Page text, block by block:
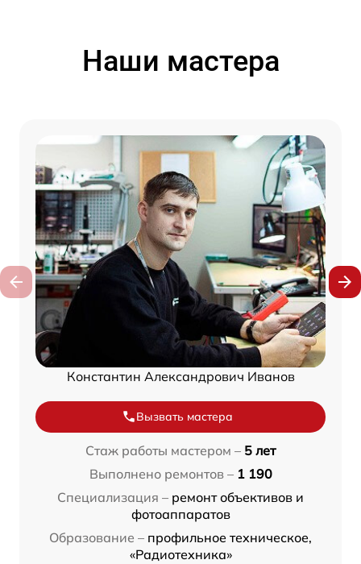
Наши мастера
Константин Александрович Иванов
Вызвать мастера
Стаж работы мастером – 5 лет
Выполнено ремонтов – 1 190
Специализация – ремонт объективов и
фотоаппаратов
Образование – профильное техническое,
«Радиотехника»